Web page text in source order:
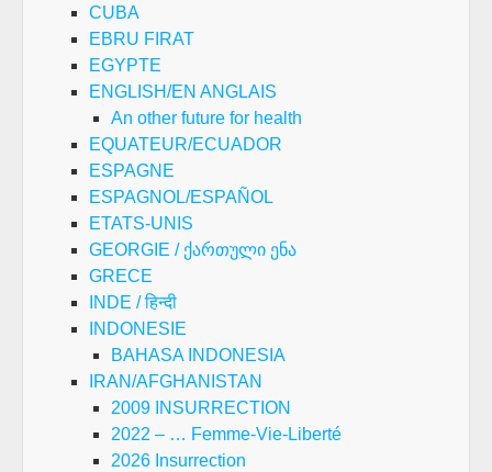
CUBA
EBRU FIRAT
EGYPTE
ENGLISH/EN ANGLAIS
An other future for health
EQUATEUR/ECUADOR
ESPAGNE
ESPAGNOL/ESPAÑOL
ETATS-UNIS
GEORGIE / ქართული ენა
GRECE
INDE / हिन्दी
INDONESIE
BAHASA INDONESIA
IRAN/AFGHANISTAN
2009 INSURRECTION
2022 – … Femme-Vie-Liberté
2026 Insurrection